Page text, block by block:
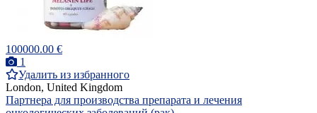
100000.00 €
1
Удалить из избранного
London, United Kingdom
Партнера для производства препарата и лечения